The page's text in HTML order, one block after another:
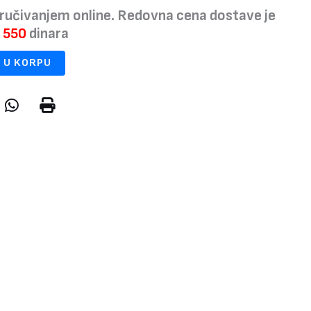
online. Redovna cena dostave je
550 dinara
U KORPU